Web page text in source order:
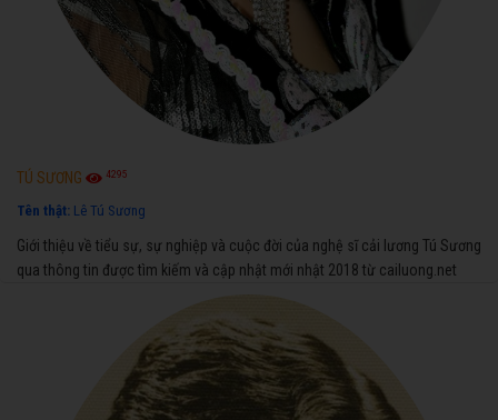
TÚ SƯƠNG 4295
Tên thật: Lê Tú Sương
Giới thiệu về tiểu sự, sự nghiệp và cuộc đời của nghệ sĩ cải lương Tú Sương
qua thông tin được tìm kiếm và cập nhật mới nhật 2018 từ cailuong.net